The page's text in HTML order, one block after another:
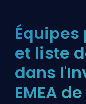
et liste
dans
EMEA